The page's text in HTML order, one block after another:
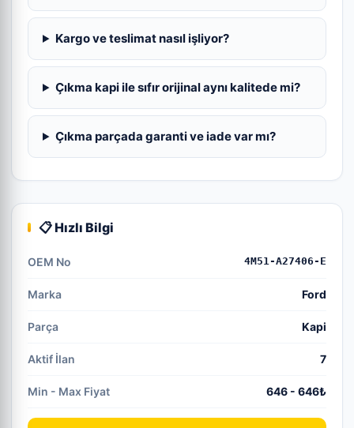
Kargo ve teslimat nasıl işliyor?
Çıkma kapi ile sıfır orijinal aynı kalitede mi?
Çıkma parçada garanti ve iade var mı?
📋 Hızlı Bilgi
OEM No 4M51-A27406-E
Marka Ford
Parça Kapi
Aktif İlan 7
Min - Max Fiyat 646 - 646₺